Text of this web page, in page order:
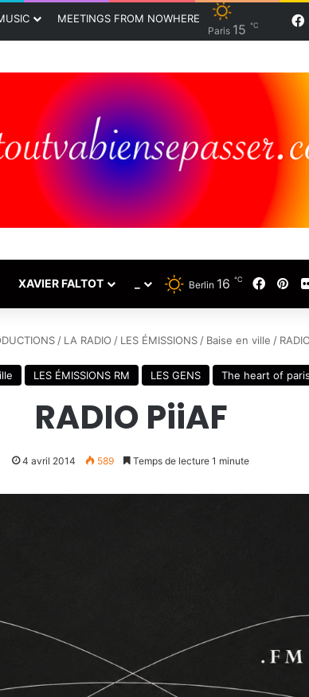
MEETINGS FROM NOWHERE
Paris 15 ℃
XAVIER FALTOT Berlin 16 ℃
/ LA RADIO / LES ÉMISSIONS / Baise en ville /
LES ÉMISSIONS RM LES GENS The heart of
RADIO PiiAF
4 avril 2014 589 Temps de lecture 1 minute